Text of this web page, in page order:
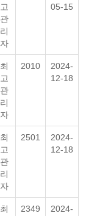
고
관
리
자
05-15
최
고
관
리
자
2010
2024-
12-18
최
고
관
리
자
2501
2024-
12-18
최
2349
2024-